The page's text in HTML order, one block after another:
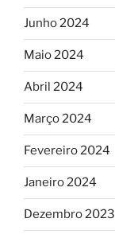
Junho 2024
Maio 2024
Abril 2024
Março 2024
Fevereiro 2024
Janeiro 2024
Dezembro 2023